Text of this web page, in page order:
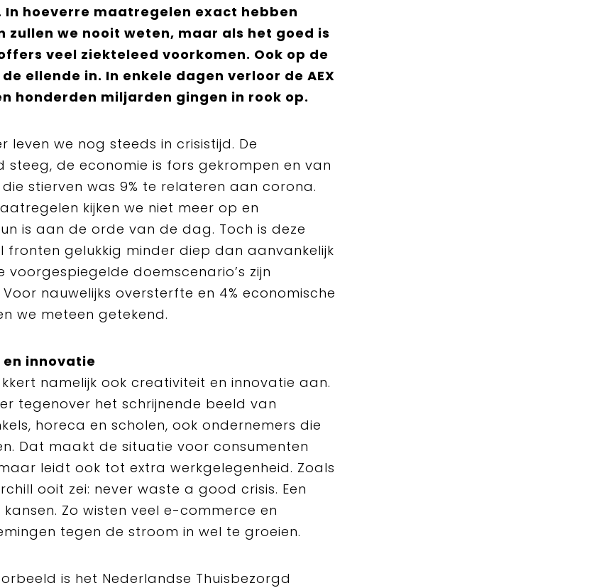
In hoeverre maatregelen exact hebben
zullen we nooit weten, maar als het goed is
veel ziekteleed voorkomen. Ook op de
ellende in. In enkele dagen verloor de AEX
honderden miljarden gingen in rook op.
leven we nog steeds in crisistijd. De
steeg, de economie is fors gekrompen en van
stierven was 9% te relateren aan corona.
kijken we niet meer op en
is aan de orde van de dag. Toch is deze
fronten gelukkig minder diep dan aanvankelijk
voorgespiegelde doemscenario’s zijn
nauwelijks oversterfte en 4% economische
we meteen getekend.
innovatie
namelijk ook creativiteit en innovatie aan.
tegenover het schrijnende beeld van
horeca en scholen, ook ondernemers die
Dat maakt de situatie voor consumenten
leidt ook tot extra werkgelegenheid. Zoals
ooit zei: never waste a good crisis. Een
Zo wisten veel e-commerce en
tegen de stroom in wel te groeien.
is het Nederlandse Thuisbezorgd